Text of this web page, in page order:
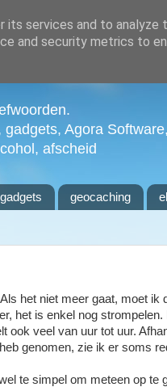
Agora
afscheid
gadgets geocaching
het niet meer gaat, moet ik
het is enkel nog strompelen.
ook veel van uur tot uur.
genomen, zie ik er soms
te simpel om meteen op te
services and to analyze
and security metrics to